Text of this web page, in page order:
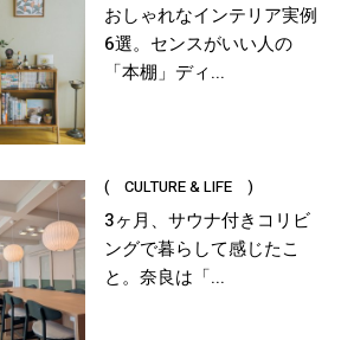
おしゃれなインテリア実例
6選。センスがいい人の
「本棚」ディ...
( CULTURE & LIFE )
3ヶ月、サウナ付きコリビ
ングで暮らして感じたこ
と。奈良は「...